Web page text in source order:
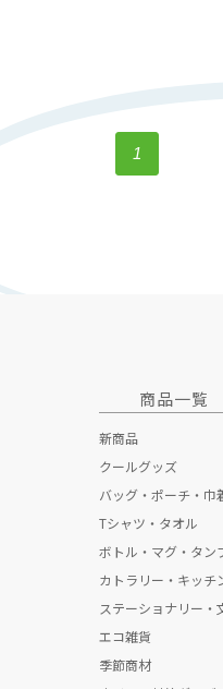
1
商品一覧
新商品
クールグッズ
バッグ・ポーチ・巾
トートバッグ
折りたたみエコ
不織布バッグ
保冷・保温バッグ
ポーチ・巾着
Tシャツ・タオル
Tシャツ
タオル
ボトル・マグ・タン
ボトル
マグカップ
タンブラー
カトラリー・キッチ
スプーン・フォ
ストロー
その他キッチン
ステーショナリー・
ペン
ノート
エコ雑貨
防災グッズ
季節商材